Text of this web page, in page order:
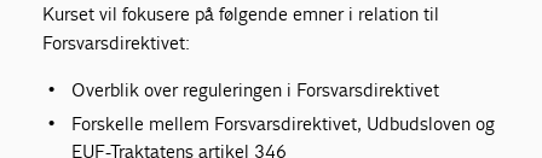
Kurset vil fokusere på følgende emner i relation til
Forsvarsdirektivet:
Overblik over reguleringen i Forsvarsdirektivet
Forskelle mellem Forsvarsdirektivet, Udbudsloven og
EUF-Traktatens artikel 346